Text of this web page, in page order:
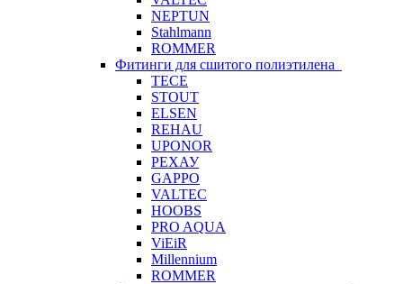
NEPTUN
Stahlmann
ROMMER
Фитинги для сшитого полиэтилена
TECE
STOUT
ELSEN
REHAU
UPONOR
РЕХАУ
GAPPO
VALTEC
HOOBS
PRO AQUA
ViEiR
Millennium
ROMMER